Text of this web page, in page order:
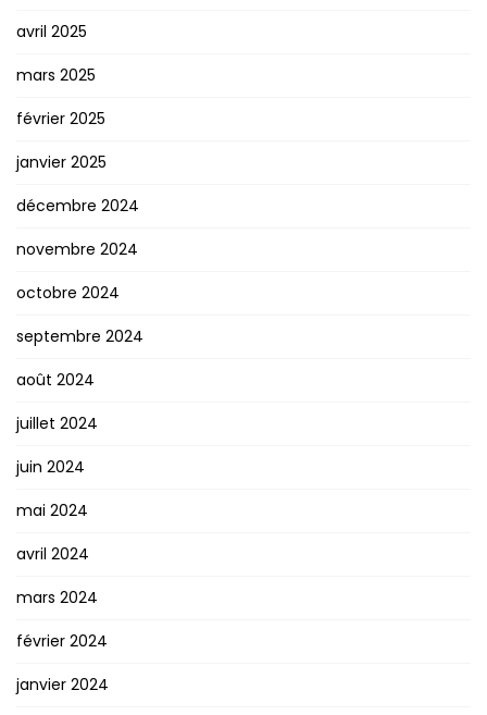
avril 2025
mars 2025
février 2025
janvier 2025
décembre 2024
novembre 2024
octobre 2024
septembre 2024
août 2024
juillet 2024
juin 2024
mai 2024
avril 2024
mars 2024
février 2024
janvier 2024